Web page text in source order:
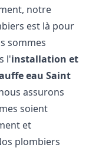
notre
est là pour
sommes
l'installation et
eau Saint
assurons
soient
et
plombiers